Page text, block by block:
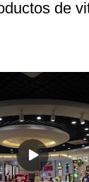
de